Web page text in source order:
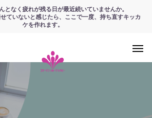
となく疲れが残る日が最近続いていませんか。
ていないと感じたら、ここで一度、持ち直すキッカ
ケを作れます。